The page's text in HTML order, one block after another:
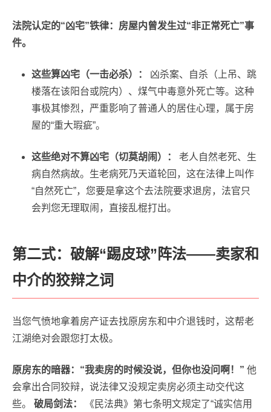
法院认定的“凶宅”铁律：房屋内曾发生过“非正常死亡”事
件。
这些算凶宅（一击必杀）：
凶杀案、自杀（上吊、跳
楼落在该阳台或院内）、煤气中毒意外死亡等。这种
事极其惨烈，严重影响了普通人的居住心理，属于房
屋的“重大瑕疵”。
这些绝对不算凶宅（切莫胡闹）：
老人自然老死、生
病自然病故。生老病死乃天道轮回，这在法律上叫作
“自然死亡”，您要是拿这个去法院要求退房，法官只
会判您无理取闹，直接乱棍打出。
第二式：破解“踢皮球”阵法——卖家和
中介的狡辩之词
当您气愤地拿着房产证去找原房东和中介退钱时，这帮老
江湖绝对会跟您打太极。
原房东的暗器：“我卖房的时候没说，但你也没问啊！” 他
会拿出合同狡辩，说法律又没规定卖房必须主动交代这
些。 破局剑法： 《民法典》第七条明文规定了“诚实信用